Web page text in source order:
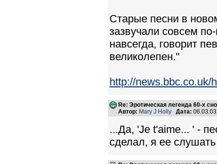
Старые песни в
зазвучали совсем
навсегда, говорит
великолепен."
http://news.bbc.co.uk/
Re: Эротическая легенда 60-х
Автор: Mary J Holly Дата:
...Да, 'Je t'aime... ' -
сделал, я ее